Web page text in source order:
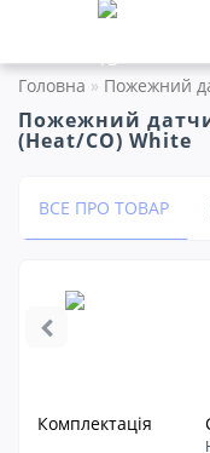
Головна Пожежний
Пожежний
(Heat/CO) White
ВСЕ ПРО ТОВАР
Комплектація